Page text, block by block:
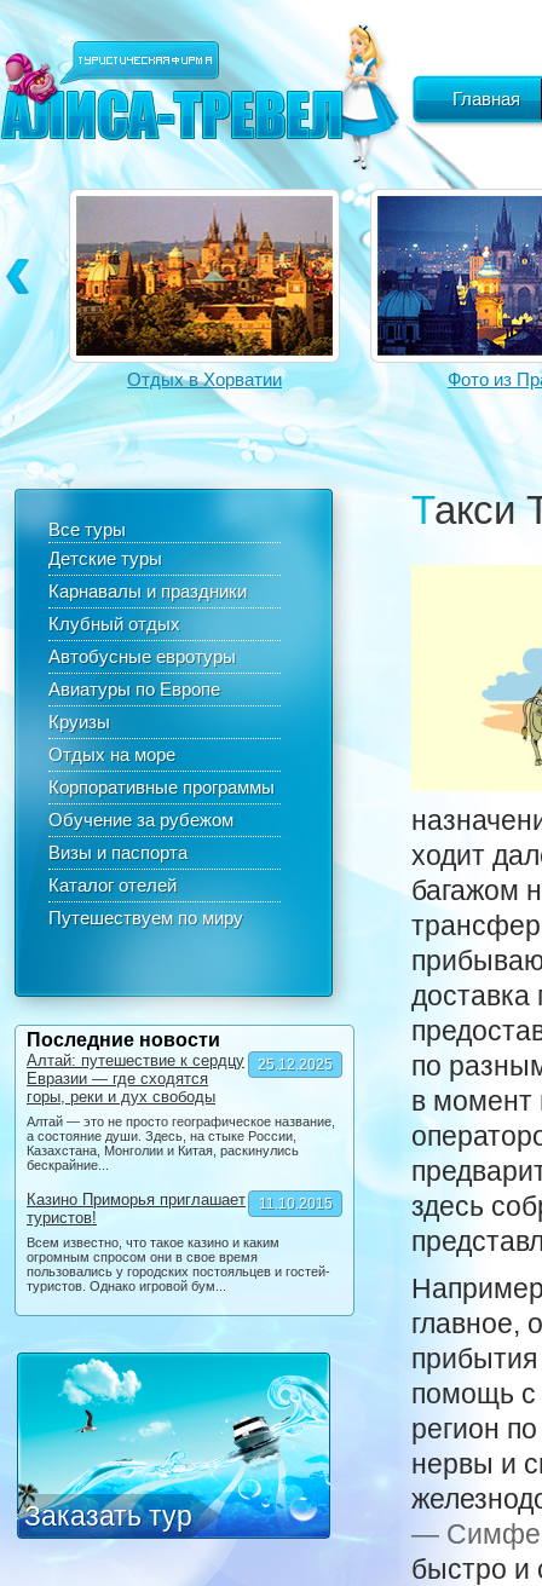
Главная
Отдых в Хорватии Фото из
Все туры
Детские туры
Карнавалы и праздники
Клубный отдых
Автобусные евротуры
Авиатуры по Европе
Круизы
Отдых на море
Корпоративные программы
Обучение за рубежом
Визы и паспорта
Каталог отелей
Путешествуем по миру
Последние новости
25.12.2025
Алтай: путешествие к сердцу
Евразии — где сходятся
горы, реки и дух свободы
Алтай — это не просто географическое название,
а состояние души. Здесь, на стыке России,
Казахстана, Монголии и Китая, раскинулись
бескрайние...
11.10.2015
Казино Приморья приглашает
туристов!
Всем известно, что такое казино и каким
огромным спросом они в свое время
пользовались у городских постояльцев и гостей-
туристов. Однако игровой бум...
Заказать тур
ходит
багажом
доставка
по
в момент
здесь
главное,
помощь с
регион
нервы и
—
быстро и